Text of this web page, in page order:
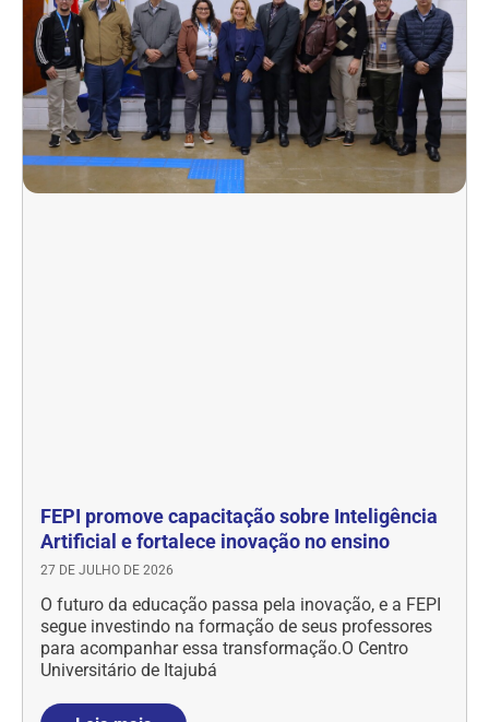
FEPI promove capacitação sobre Inteligência
Artificial e fortalece inovação no ensino
27 DE JULHO DE 2026
O futuro da educação passa pela inovação, e a FEPI
segue investindo na formação de seus professores
para acompanhar essa transformação.O Centro
Universitário de Itajubá